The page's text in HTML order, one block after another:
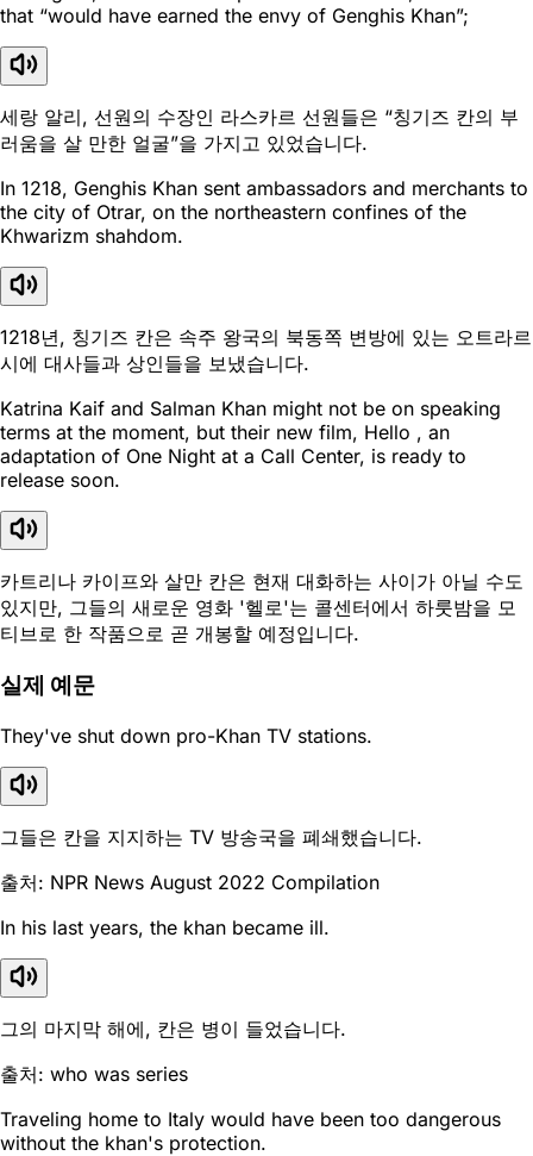
that “would have earned the envy of Genghis Khan”;
세랑 알리, 선원의 수장인 라스카르 선원들은 “칭기즈 칸의 부
러움을 살 만한 얼굴”을 가지고 있었습니다.
In 1218, Genghis Khan sent ambassadors and merchants to
the city of Otrar, on the northeastern confines of the
Khwarizm shahdom.
1218년, 칭기즈 칸은 속주 왕국의 북동쪽 변방에 있는 오트라르
시에 대사들과 상인들을 보냈습니다.
Katrina Kaif and Salman Khan might not be on speaking
terms at the moment, but their new film, Hello , an
adaptation of One Night at a Call Center, is ready to
release soon.
카트리나 카이프와 살만 칸은 현재 대화하는 사이가 아닐 수도
있지만, 그들의 새로운 영화 '헬로'는 콜센터에서 하룻밤을 모
티브로 한 작품으로 곧 개봉할 예정입니다.
실제 예문
They've shut down pro-Khan TV stations.
그들은 칸을 지지하는 TV 방송국을 폐쇄했습니다.
출처: NPR News August 2022 Compilation
In his last years, the khan became ill.
그의 마지막 해에, 칸은 병이 들었습니다.
출처: who was series
Traveling home to Italy would have been too dangerous
without the khan's protection.